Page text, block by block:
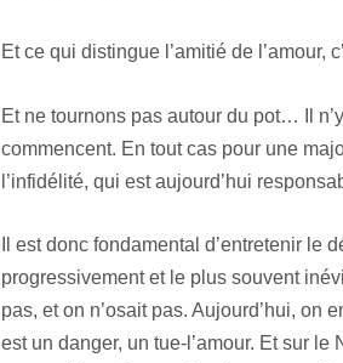
Et ce qui distingue l’amitié de l’amour,
Et ne tournons pas autour du pot… Il
commencent. En tout cas pour une
l’infidélité, qui est aujourd’hui
Il est donc fondamental d’entretenir le
progressivement et le plus souvent
pas, et on n’osait pas. Aujourd’hui,
est un danger, un tue-l’amour. Et sur